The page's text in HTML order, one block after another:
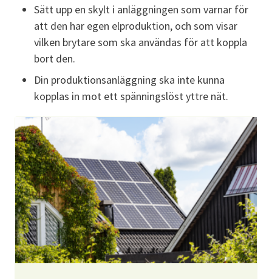
Sätt upp en skylt i anläggningen som varnar för
att den har egen elproduktion, och som visar
vilken brytare som ska användas för att koppla
bort den.
Din produktionsanläggning ska inte kunna
kopplas in mot ett spänningslöst yttre nät.